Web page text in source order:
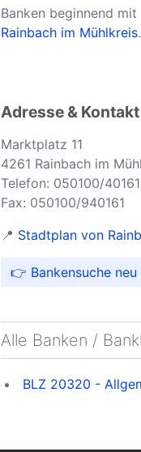
Banken beginnend mit
Rainbach im Mühlkreis.
Adresse & Kontakt
Marktplatz 11
4261 Rainbach im
Telefon: 050100/40161
Fax: 050100/940161
📍 Stadtplan von
👉 Bankensuche
Alle Banken /
BLZ 20320 -